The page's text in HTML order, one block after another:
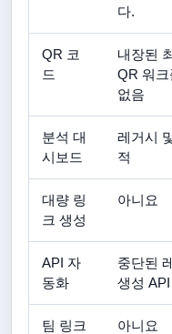
다.
QR 코
드
내장된
QR 워크
없음
분석 대
시보드
레거시
적
대량 링
크 생성
아니요
API 자
동화
중단된
생성 API
팀 링크
아니요